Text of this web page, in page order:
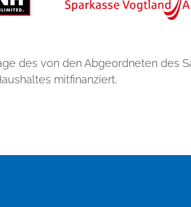
des von den Abgeordneten des
mitfinanziert.